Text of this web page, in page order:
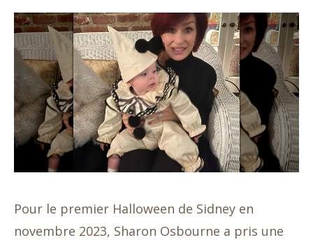
Pour le premier Halloween de Sidney en
novembre 2023, Sharon Osbourne a pris une